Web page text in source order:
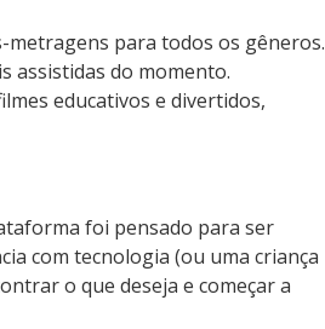
metragens para todos os gêneros.
assistidas do momento.
educativos e divertidos,
foi pensado para ser
com tecnologia (ou uma criança
o que deseja e começar a